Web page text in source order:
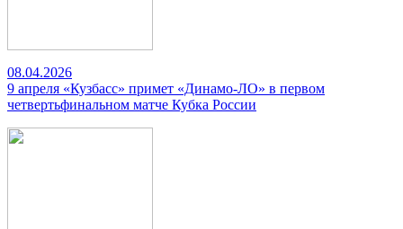
08.04.2026
9 апреля «Кузбасс» примет «Динамо-ЛО» в первом
четвертьфинальном матче Кубка России